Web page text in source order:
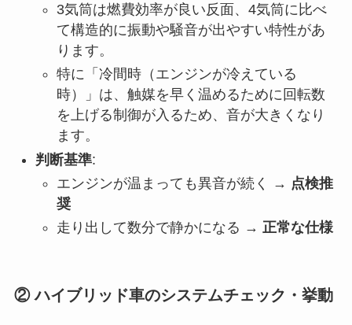
3気筒は燃費効率が良い反面、4気筒に比べ
て構造的に振動や騒音が出やすい特性があ
ります。
特に「冷間時（エンジンが冷えている
時）」は、触媒を早く温めるために回転数
を上げる制御が入るため、音が大きくなり
ます。
判断基準:
エンジンが温まっても異音が続く → 点検推
奨
走り出して数分で静かになる → 正常な仕様
② ハイブリッド車のシステムチェック・挙動